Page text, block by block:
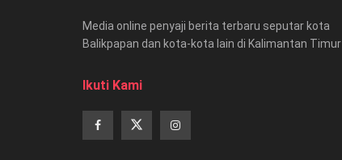
Media online penyaji berita terbaru seputar kota
Balikpapan dan kota-kota lain di Kalimantan Timur
Ikuti Kami